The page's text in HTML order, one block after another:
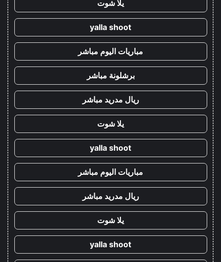
يلا شوت
yalla shoot
مباريات اليوم مباشر
برشلونة مباشر
ريال مدريد مباشر
يلا شوت
yalla shoot
مباريات اليوم مباشر
ريال مدريد مباشر
يلا شوت
yalla shoot